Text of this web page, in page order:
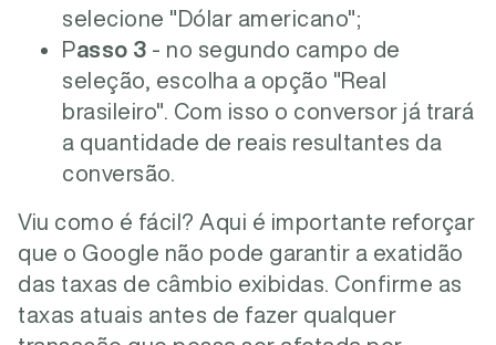
selecione "Dólar americano";
Passo 3 - no segundo campo de
seleção, escolha a opção "Real
brasileiro". Com isso o conversor já trará
a quantidade de reais resultantes da
conversão.
Viu como é fácil? Aqui é importante reforçar
que o Google não pode garantir a exatidão
das taxas de câmbio exibidas. Confirme as
taxas atuais antes de fazer qualquer